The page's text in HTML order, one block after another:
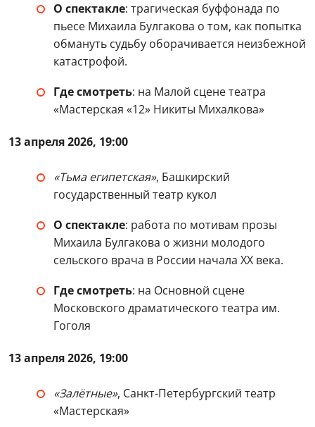
О спектакле: трагическая буффонада по
пьесе Михаила Булгакова о том, как попытка
обмануть судьбу оборачивается неизбежной
катастрофой.
Где смотреть: на Малой сцене театра
«Мастерская «12» Никиты Михалкова»
13 апреля 2026, 19:00
«Тьма египетская», Башкирский
государственный театр кукол
О спектакле: работа по мотивам прозы
Михаила Булгакова о жизни молодого
сельского врача в России начала ХХ века.
Где смотреть: на Основной сцене
Московского драматического театра им.
Гоголя
13 апреля 2026, 19:00
«Залётные», Санкт-Петербургский театр
«Мастерская»